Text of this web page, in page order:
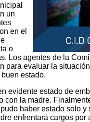
un
en el
o
Los agentes de la
para evaluar la
estado.
evidente estado de
con la madre.
haber estado solo
enfrentará cargos por